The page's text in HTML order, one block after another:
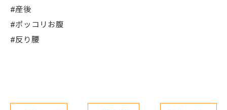
#産後
#ポッコリお腹
#反り腰